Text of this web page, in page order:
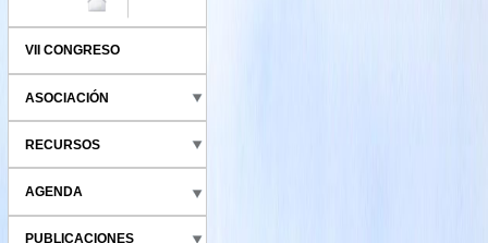
VII CONGRESO
ASOCIACIÓN
RECURSOS
AGENDA
PUBLICACIONES